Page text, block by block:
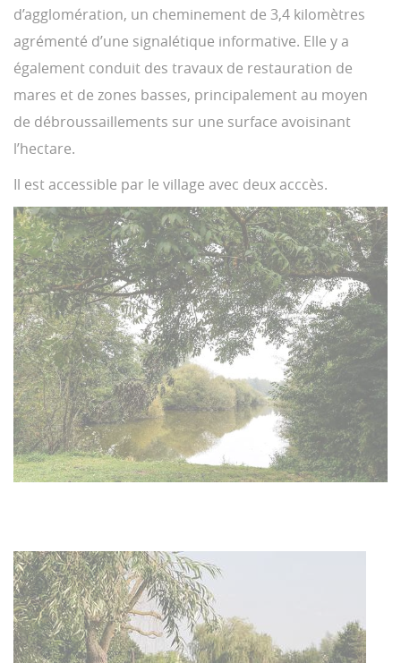
d’agglomération, un cheminement de 3,4 kilomètres
agrémenté d’une signalétique informative. Elle y a
également conduit des travaux de restauration de
mares et de zones basses, principalement au moyen
de débroussaillements sur une surface avoisinant
l’hectare.
Il est accessible par le village avec deux acccès.